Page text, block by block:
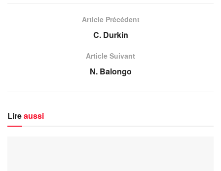
Article Précédent
C. Durkin
Article Suivant
N. Balongo
Lireaussi